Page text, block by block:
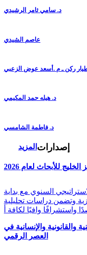
د. سامي ثامر الرشيدي
عاصم الشيدي
ركن ـ م .أسعد عوض الزعبي
د. هيله حمد المكيمي
د. فاطمة الشامسي
المزيد إصدارات
للأبحاث لعام 2026
السنوي مع بداية
وتضمن دراسات تحليلية
وافيًا لكافة أ
والقانونية والإنسانية في
العصر الرقمي